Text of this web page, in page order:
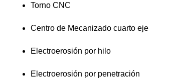
Torno CNC
Centro de Mecanizado cuarto eje
Electroerosión por hilo
Electroerosión por penetración